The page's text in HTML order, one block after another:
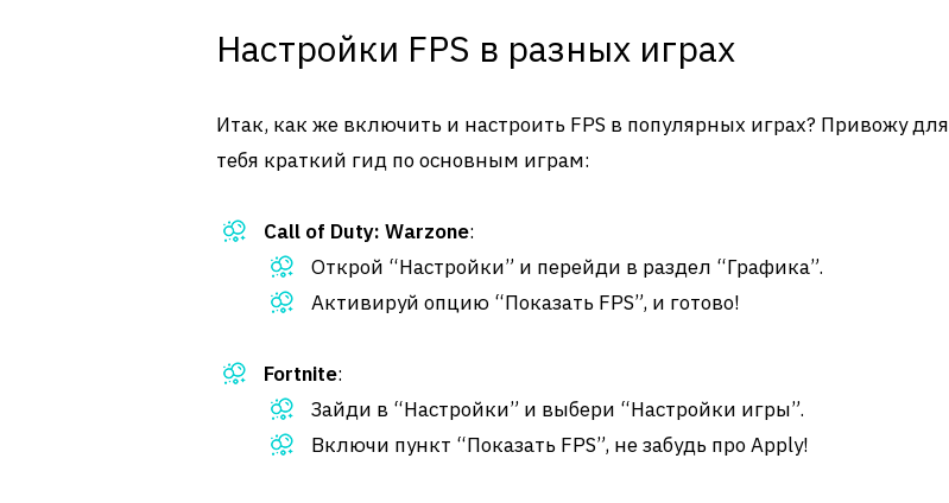
Настройки FPS в разных играх
Итак, как же включить и настроить FPS в популярных играх? Привожу для
тебя краткий гид по основным играм:
Call of Duty: Warzone:
Открой “Настройки” и перейди в раздел “Графика”.
Активируй опцию “Показать FPS”, и готово!
Fortnite:
Зайди в “Настройки” и выбери “Настройки игры”.
Включи пункт “Показать FPS”, не забудь про Apply!